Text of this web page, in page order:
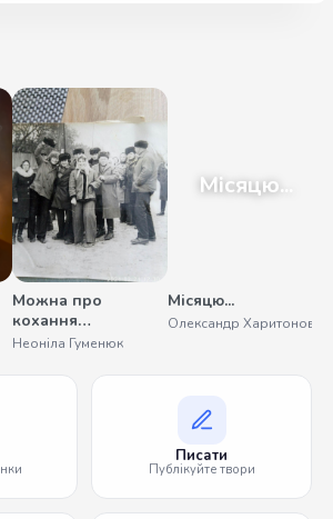
Можна про
кохання
помовчати
Неоніла Гуменюк
Місяцю...
Місяцю...
Олександр Харитонов
Писати
Публікуйте твори